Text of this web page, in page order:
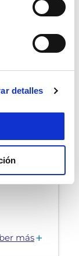
detalles
más